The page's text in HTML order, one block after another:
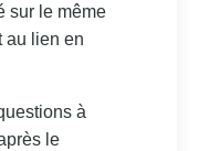
sur le même
au lien en
à
le